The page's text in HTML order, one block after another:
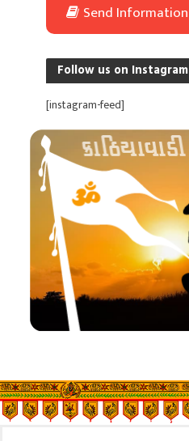
Send Information
Follow us on Instagram
[instagram-feed]